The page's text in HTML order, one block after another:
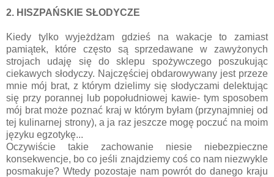
2. HISZPAŃSKIE SŁODYCZE
Kiedy tylko wyjeżdżam gdzieś na wakacje to zamiast
pamiątek, które często są sprzedawane w zawyżonych
strojach udaję się do sklepu spożywczego poszukując
ciekawych słodyczy. Najczęściej obdarowywany jest przeze
mnie mój brat, z którym dzielimy się słodyczami delektując
się przy porannej lub popołudniowej kawie- tym sposobem
mój brat może poznać kraj w którym byłam (przynajmniej od
tej kulinarnej strony), a ja raz jeszcze mogę poczuć na moim
języku egzotykę...
Oczywiście takie zachowanie niesie niebezpieczne
konsekwencje, bo co jeśli znajdziemy coś co nam niezwykle
posmakuje? Wtedy pozostaje nam powrót do danego kraju